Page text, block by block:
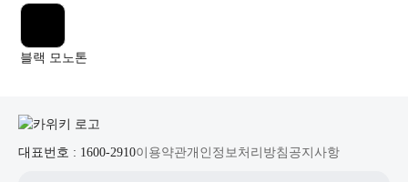
블랙 모노톤
대표번호 : 1600-2910이용약관개인정보처리방침 공지사항